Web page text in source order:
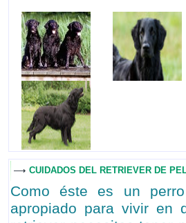
CUIDADOS DEL RETRIEVER DE
Como éste es un
apropiado para vivir en